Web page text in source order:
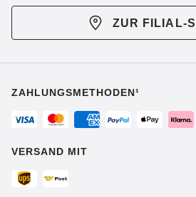
ZUR FILIAL-
ZAHLUNGSMETHODEN¹
VERSAND MIT